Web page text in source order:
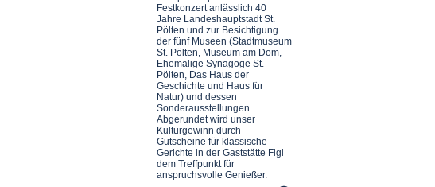
Festkonzert anlässlich 40
Jahre Landeshauptstadt St.
Pölten und zur Besichtigung
der fünf Museen (Stadtmuseum
St. Pölten, Museum am Dom,
Ehemalige Synagoge St.
Pölten, Das Haus der
Geschichte und Haus für
Natur) und dessen
Sonderausstellungen.
Abgerundet wird unser
Kulturgewinn durch
Gutscheine für klassische
Gerichte in der Gaststätte Figl
dem Treffpunkt für
anspruchsvolle Genießer.